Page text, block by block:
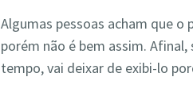
Algumas pessoas acham que
porém não é bem assim.
tempo, vai deixar de exibi-lo